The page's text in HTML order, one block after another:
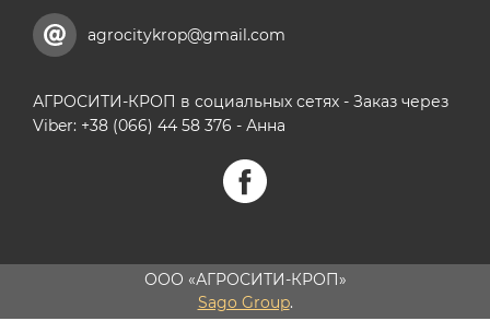
agrocitykrop@gmail.com
АГРОСИТИ-КРОП в социальных сетях - Заказ через
Viber: +38 (066) 44 58 376 - Анна
ООО «АГРОСИТИ-КРОП»
Sago Group.